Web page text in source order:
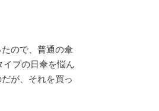
ので、普通の傘
プの日傘を悩ん
が、それを買っ